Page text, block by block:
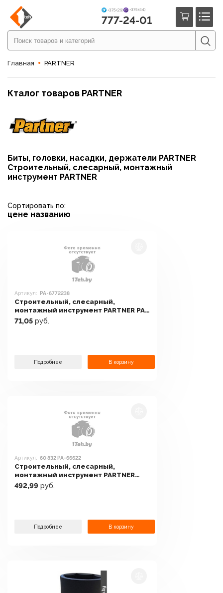
+375 (29) +375 (44)
777-24-01
Главная PARTNER
Кталог товаров PARTNER
Биты, головки, насадки, держатели PARTNER
Строительный, слесарный, монтажный
инструмент PARTNER
Сортировать по:
цене названию
Артикул: PA-6772238
Строительный, слесарный,
монтажный инструмент PARTNER PA-
6772238
71,05 руб.
Подробнее В корзину
Артикул: 60 832 PA-66622
Строительный, слесарный,
монтажный инструмент PARTNER
60 832 PA-66622
492,99 руб.
Подробнее В корзину